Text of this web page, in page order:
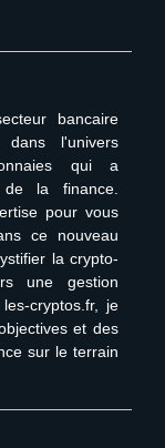
bancaire
l'univers
qui a
la finance.
pour vous
ce nouveau
la crypto-
une gestion
cryptos.fr, je
et des
sur le terrain